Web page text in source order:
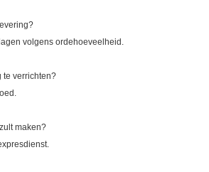
volgens ordehoeveelheid.
te verrichten?
maken?